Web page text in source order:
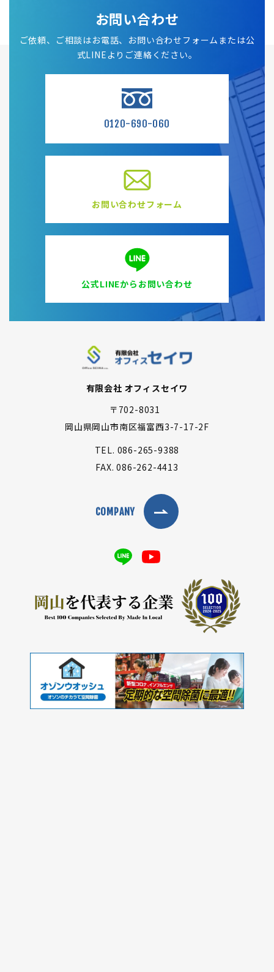
お問い合わせ
ご依頼、ご相談はお電話、お問い合わせフォームまたは公
式LINEよりご連絡ください。
0120-690-060
お問い合わせフォーム
公式LINEからお問い合わせ
有限会社 オフィスセイワ
〒702-8031
岡山県岡山市南区福富西3-7-17-2F
TEL. 086-265-9388
FAX.086-262-4413
COMPANY